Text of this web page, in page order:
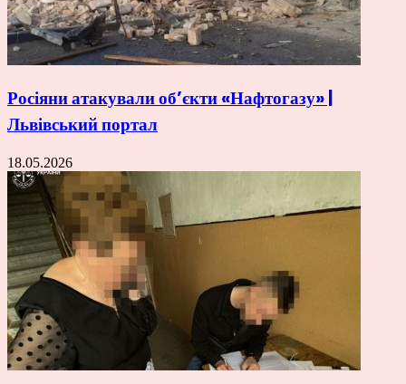
Росіяни атакували об’єкти «Нафтогазу» |
Львівський портал
18.05.2026